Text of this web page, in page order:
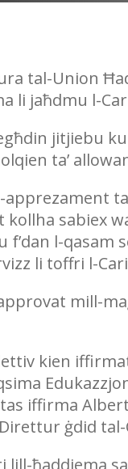
tal-Union
li jaħdmu l-
jitjiebu
ta’
apprezament
sabiex
f’dan l-
li toffri l-
mill-
kien
iffirma
ġdid
ħaddiema